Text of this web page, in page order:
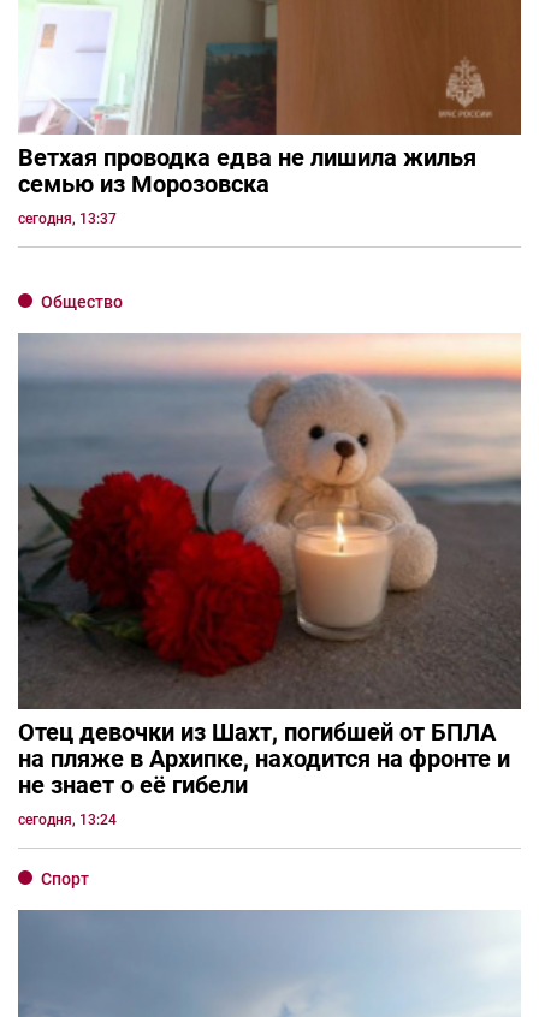
Ветхая проводка едва не лишила жилья
семью из Морозовска
сегодня, 13:37
Общество
Отец девочки из Шахт, погибшей от БПЛА
на пляже в Архипке, находится на фронте и
не знает о её гибели
сегодня, 13:24
Спорт